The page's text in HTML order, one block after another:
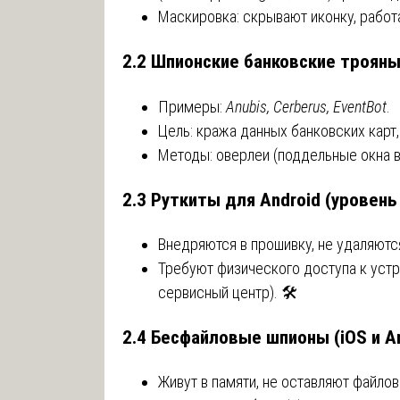
Маскировка: скрывают иконку,
2.2 Шпионские банковские трояны
Примеры: Anubis, Cerberus, EventBot
Цель: кража данных банковских
Методы: оверлеи (поддельные окна
2.3 Руткиты для Android
Внедряются в прошивку, не
Требуют физического доступа к
сервисный центр). 🛠️
2.4 Бесфайловые шпионы (iOS и
Живут в памяти, не оставляют